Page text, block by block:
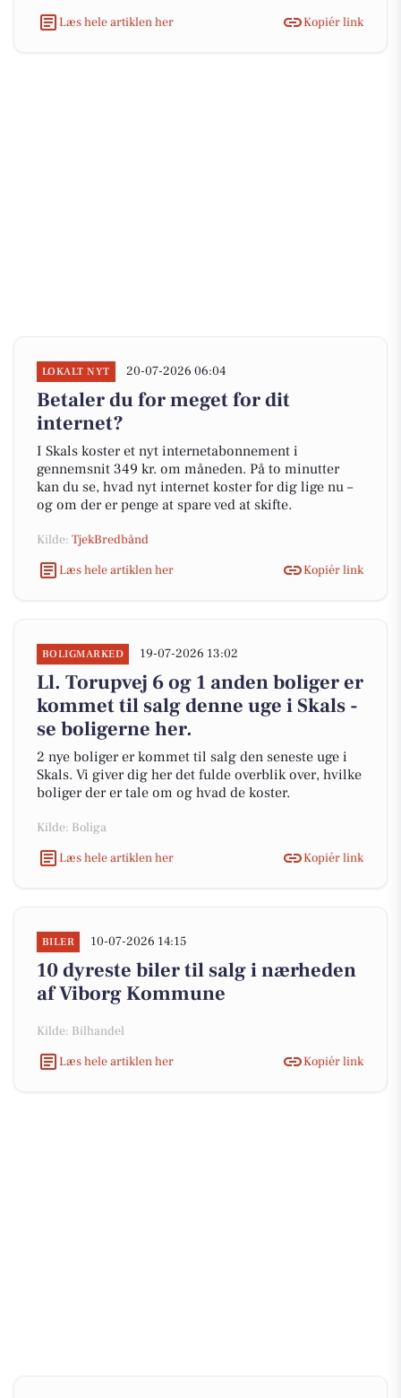
Læs hele artiklen her Kopiér link
LOKALT NYT 20-07-2026 06:04
Betaler du for meget for dit
internet?
I Skals koster et nyt internetabonnement i
gennemsnit 349 kr. om måneden. På to minutter
kan du se, hvad nyt internet koster for dig lige nu –
og om der er penge at spare ved at skifte.
Kilde: TjekBredbånd
Læs hele artiklen her
Kopiér link
BOLIGMARKED 19-07-2026 13:02
Ll. Torupvej 6 og 1 anden boliger er
kommet til salg denne uge i Skals -
se boligerne her.
2 nye boliger er kommet til salg den seneste uge i
Skals. Vi giver dig her det fulde overblik over, hvilke
boliger der er tale om og hvad de koster.
Kilde: Boliga
Læs hele artiklen her
Kopiér link
BILER 10-07-2026 14:15
10 dyreste biler til salg i nærheden
af Viborg Kommune
Kilde: Bilhandel
Læs hele artiklen her
Kopiér link